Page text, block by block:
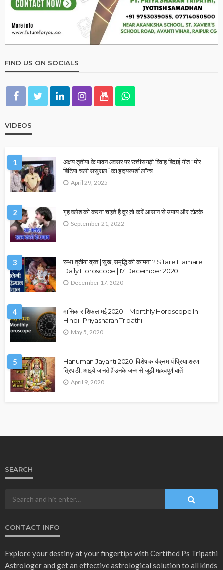
FIND US ON SOCIALS
VIDEOS
1
अक्षय तृतीया के पावन अवसर पर छत्तीसगढ़ी विवाह बिदाई गीत “मोर
बिटिया चली ससुराल” का हृदयस्पर्शी लॉन्च
April 29, 2025
2 गृह क्लेश को करना चाहते है दूर,तो करें आसान से उपाय और टोटके
September 21, 2022
3
रम्भा तृतीया व्रत | सुख, समृद्धि की कामना ? Sitare Hamare
Daily Horoscope | 17 December 2020
December 17, 2020
4
मासिक राशिफल मई 2020 – Monthly Horoscope In
Hindi -Priyasharan Tripathi
May 5, 2020
5
Hanuman Jayanti 2020: विशेष कार्यक्रम पं.प्रिया शरण
त्रिपाठी, आइये जानते हैं उनके जन्म से जुड़ी महत्वपूर्ण बातें
April 9, 2020
SEARCH
CONTACT INFO
Explore your destiny at your fingertips with Certified Ps Tripathi
Astrologer and get an effective astrological solution to all kinds